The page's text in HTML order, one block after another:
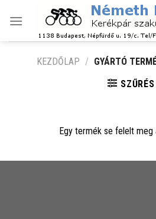
KEZDŐLAP / GYÁRTÓ
SZŰRÉS
Egy termék se felelt meg